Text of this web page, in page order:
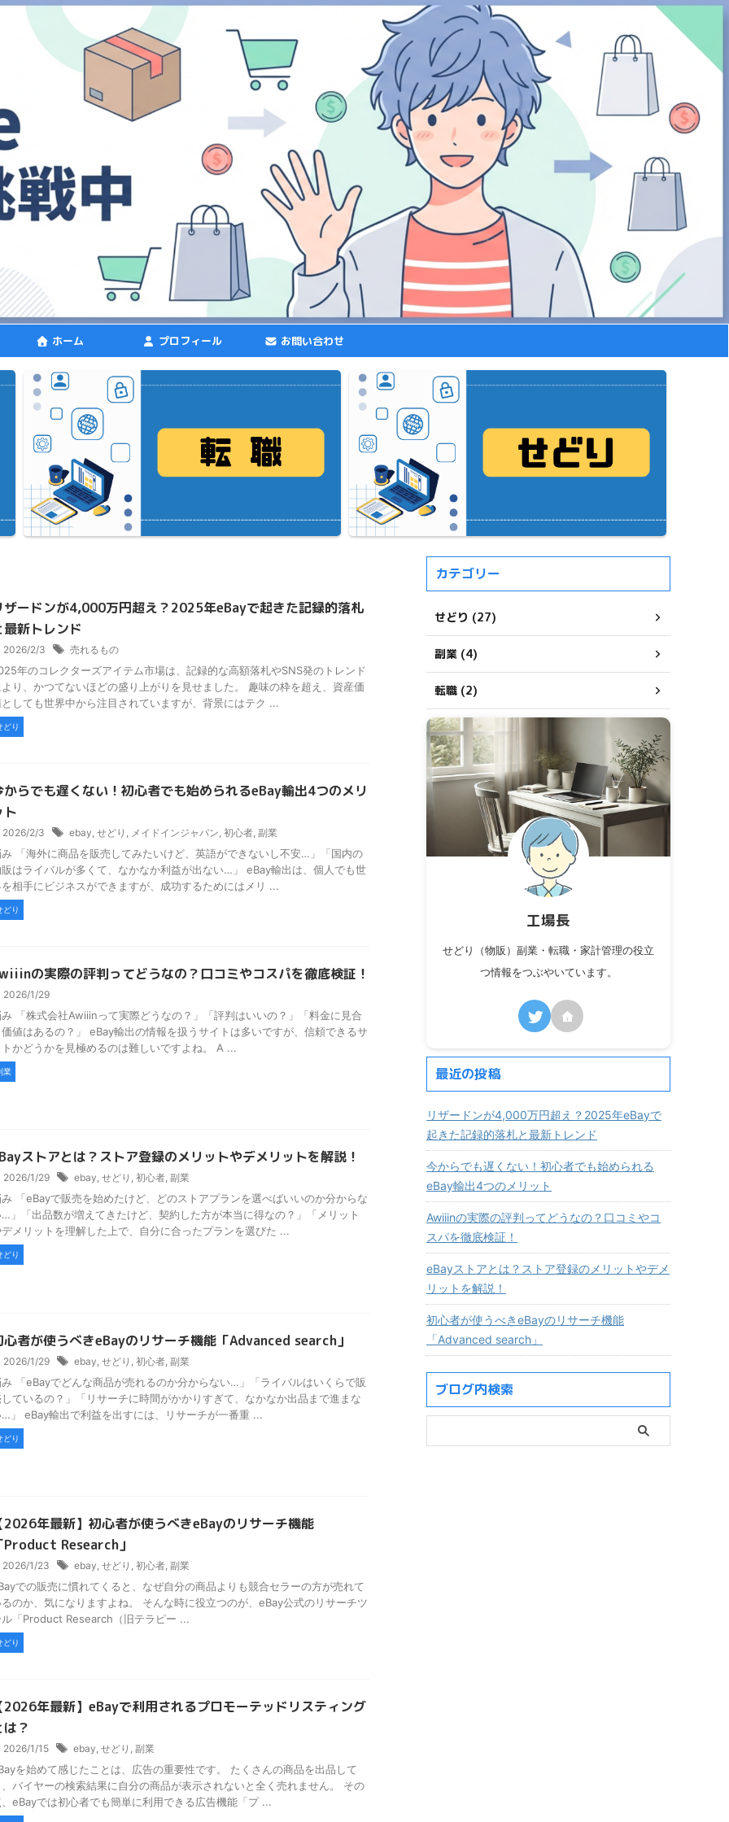
ホーム プロフィール お問い合わせ
ザードンが4,000万円超え？2025年eBayで起きた記録的落札
最新トレンド
2026/2/3 売れるもの
年のコレクターズアイテム市場は、記録的な高額落札やSNS発のトレンド
り、かつてないほどの盛り上がりを見せました。 趣味の枠を超え、資産価
しても世界中から注目されていますが、背景にはテク ...
どり
からでも遅くない！初心者でも始められるeBay輸出4つのメリ
ト
2026/2/3 ebay, せどり , メイドインジャパン, 初心者, 副業
「海外に商品を販売してみたいけど、英語ができないし不安…」「国内の
はライバルが多くて、なかなか利益が出ない…」 eBay輸出は、個人でも世
相手にビジネスができますが、成功するためにはメリ ...
どり
の実際の評判ってどうなの？口コミやコスパを徹底検証！
2026/1/29
「株式会社Awiiinって実際どうなの？」「評判はいいの？」「料金に見合
値はあるの？」 eBay輸出の情報を扱うサイトは多いですが、信頼できるサ
かどうかを見極めるのは難しいですよね。 A ...
業
ストアとは？ストア登録のメリットやデメリットを解説！
2026/1/29 ebay, せどり , 初心者, 副業
「eBayで販売を始めたけど、どのストアプランを選べばいいのか分からな
」「出品数が増えてきたけど、契約した方が本当に得なの？」「メリット
メリットを理解した上で、自分に合ったプランを選びた ...
どり
心者が使うべきeBayのリサーチ機能「Advanced search」
2026/1/29 ebay せどり 初心者 副業
「eBayでどんな商品が売れるのか分からない…」「ライバルはいくらで販
ているの？」「リサーチに時間がかかりすぎて、なかなか出品まで進まな
」 eBay輸出で利益を出すには、リサーチが一番重 ...
どり
2026年最新】初心者が使うべきeBayのリサーチ機能
Product Research」
2026/1/23 ebay せどり 初心者 副業
での販売に慣れてくると、なぜ自分の商品よりも競合セラーの方が売れて
のか、気になりますよね。 そんな時に役立つのが、eBay公式のリサーチツ
「Product Research（旧テラピー ...
どり
2026年最新】eBayで利用されるプロモーテッドリスティング
は？
2026/1/15 ebay せどり 副業
を始めて感じたことは、広告の重要性です。 たくさんの商品を出品して
バイヤーの検索結果に自分の商品が表示されないと全く売れません。 その
eBayでは初心者でも簡単に利用できる広告機能「プ ...
カテゴリー
せどり (27)
副業 (4)
転職 (2)
工場長
せどり（物販）副業・転職・家計管理の役立
つ情報をつぶやいています。
最近の投稿
リザードンが4,000万円超え？2025年eBayで
起きた記録的落札と最新トレンド
今からでも遅くない！初心者でも始められる
eBay輸出4つのメリット
Awiiinの実際の評判ってどうなの？口コミやコ
スパを徹底検証！
eBayストアとは？ストア登録のメリットやデメ
リットを解説！
初心者が使うべきeBayのリサーチ機能
「Advanced search」
ブログ内検索